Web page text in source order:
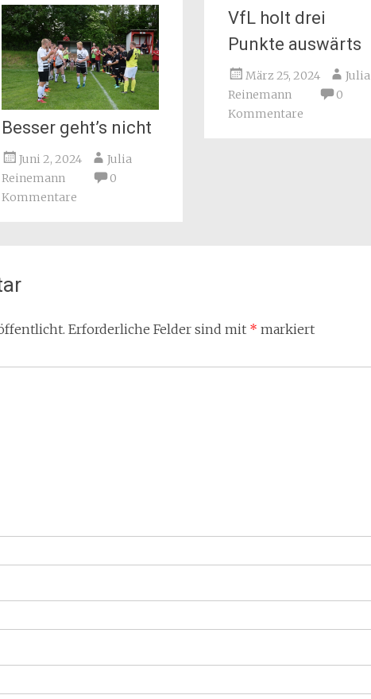
Besser geht’s nicht
Juni 2, 2024
Julia
Reinemann
0
Kommentare
VfL holt drei
Punkte auswärts
März 25, 2024
Julia
Reinemann
0
Kommentare
Erforderliche Felder sind mit * markiert